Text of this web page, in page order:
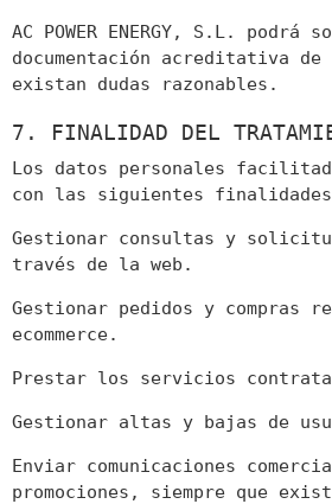
AC POWER ENERGY, S.L.
documentación acreditativa de
existan dudas razonables.
7. FINALIDAD DEL
Los datos personales
con las siguientes
Gestionar consultas y
través de la web.
Gestionar pedidos y compras
ecommerce.
Prestar los servicios
Gestionar altas y bajas de
Enviar comunicaciones
promociones, siempre que